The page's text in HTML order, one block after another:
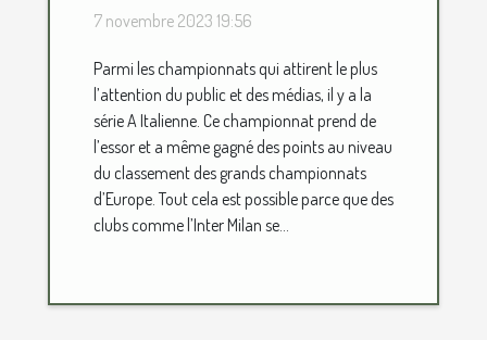
7 novembre 2023 19:56
Parmi les championnats qui attirent le plus
l’attention du public et des médias, il y a la
série A Italienne. Ce championnat prend de
l’essor et a même gagné des points au niveau
du classement des grands championnats
d’Europe. Tout cela est possible parce que des
clubs comme l’Inter Milan se...